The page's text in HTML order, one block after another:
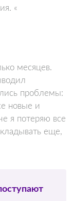
«
месяцев.
проблемы:
новые и
я потеряю все
еще,